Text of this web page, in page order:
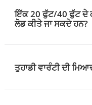
ਇੱਕ 20 ਫੁੱਟ/40 ਫੁੱਟ ਦੇ
ਲੋਡ ਕੀਤੇ ਜਾ ਸਕਦੇ ਹਨ?
ਤੁਹਾਡੀ ਵਾਰੰਟੀ ਦੀ